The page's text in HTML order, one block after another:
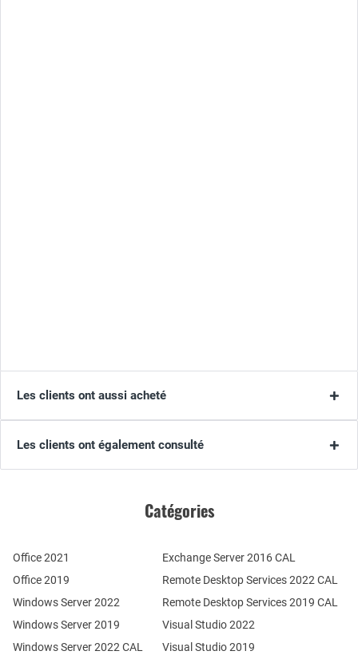
Les clients ont aussi acheté
Les clients ont également consulté
Catégories
Office 2021
Office 2019
Windows Server 2022
Windows Server 2019
Windows Server 2022 CAL
Remote Desktop Services 2022 CAL
Remote Desktop Services 2019 CAL
Exchange Server 2016 CAL
Visual Studio 2022
Visual Studio 2019